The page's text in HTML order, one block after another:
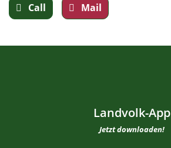
Call Mail
Landvolk-App
Jetzt downloaden!